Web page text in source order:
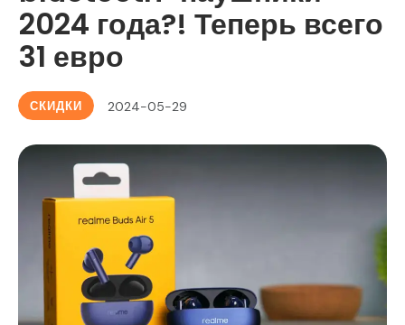
2024 года?! Теперь всего
31 евро
СКИДКИ 2024-05-29